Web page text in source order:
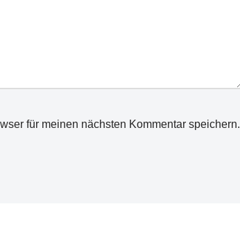
für meinen nächsten Kommentar speichern.